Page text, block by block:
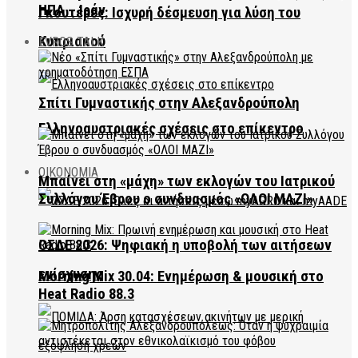
Γκουτέρες: Ισχυρή δέσμευση για λύση του
Κυπριακού
Ελληνοαυστριακές σχέσεις στο επίκεντρο
ΟΙΚΟΝΟΜΙΑ
ΟΣΔΕ 2026: Ψηφιακή η υποβολή των αιτήσεων
ενίσχυσης
ΗΠΑ – Ιράν
EVROS TALK
Σπίτι Γυμναστικής στην Αλεξανδρούπολη
Μπαίνει στη «μάχη» των εκλογών του Ιατρικού
Συλλόγου Έβρου ο συνδυασμός «ΟΛΟΙ ΜΑΖΙ»
Morning Mix 30.04: Ενημέρωση & μουσική στο
Heat Radio 88.3